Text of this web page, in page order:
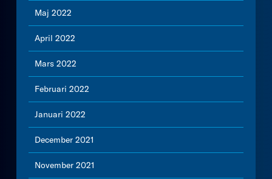
Maj 2022
April 2022
Mars 2022
Februari 2022
Januari 2022
December 2021
November 2021